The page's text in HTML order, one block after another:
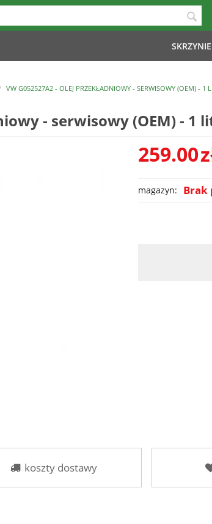
VW G052527A2 - OLEJ PRZEKŁADNIOWY - SERWISOWY (OEM) - 1
- serwisowy (OEM) - 1
259.00
magazyn: Brak
koszty dostawy